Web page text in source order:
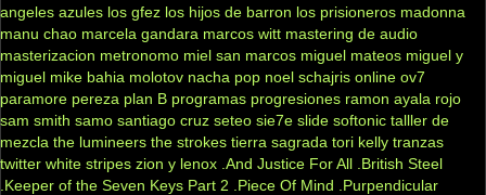
angeles azules los gfez los hijos de barron los prisioneros madonna
manu chao marcela gandara marcos witt mastering de audio
masterizacion metronomo miel san marcos miguel mateos miguel y
miguel mike bahia molotov nacha pop noel schajris online ov7
paramore pereza plan B programas progresiones ramon ayala rojo
sam smith samo santiago cruz seteo sie7e slide softonic talller de
mezcla the lumineers the strokes tierra sagrada tori kelly tranzas
twitter white stripes zion y lenox .And Justice For All .British Steel
.Keeper of the Seven Keys Part 2
.Piece Of Mind
.Purpendicular